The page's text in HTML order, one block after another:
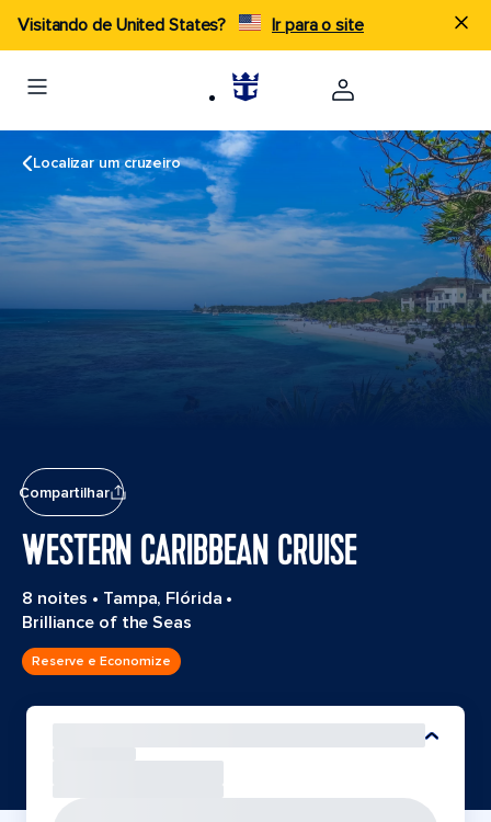
Visitando de United States? Ir para o site
Localizar um cruzeiro
Compartilhar
WESTERN CARIBBEAN CRUISE
8 noites • Tampa, Flórida •
Brilliance of the Seas
Reserve e Economize